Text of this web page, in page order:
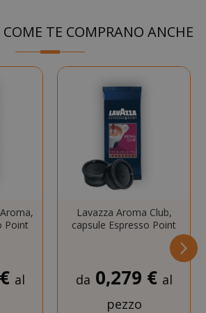
TE COMPRANO ANCHE
Point
al
Lavazza Aroma Club,
capsule Espresso Point
da 0,279 € al
pezzo
Google